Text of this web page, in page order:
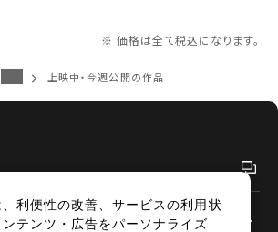
※ 価格は全て税込になります。
上映中・今週公開の作品
利便性の改善、サービスの利用状
テンツ・広告をパーソナライズ